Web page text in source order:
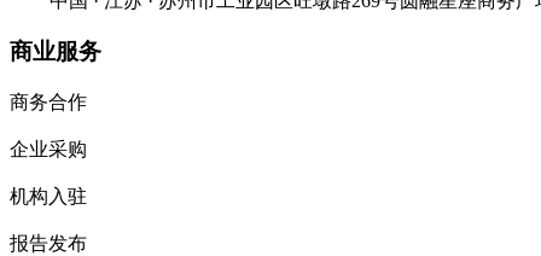
商业服务
商务合作
企业采购
机构入驻
报告发布